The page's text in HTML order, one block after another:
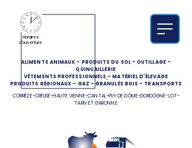
ALIMENTS ANIMAUX - PRODUITS DU SOL-OUTILLAGE-
QUINCAILLERIE
VÊTEMENTS PROFESSIONNELS -MATÉRIEL D'ÉLEVAGE
PRODUITS RÉGIONAUX - GAZ -GRANULÉS BOIS - TRANSPORTS
CORRÈZE-CREUSE-HAUTE VIENNE-CANTAL-PUY DE DÔME-DORDOGNE-LOT-
TARN ET GARONNE
Horaires
d'ouverture